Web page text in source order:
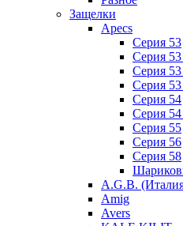
Защелки
Apecs
Серия 53
Серия 53
Серия
Серия
Серия 54
Серия
Серия 55
Серия 56
Серия 58
A.G.B.
Amig
Avers